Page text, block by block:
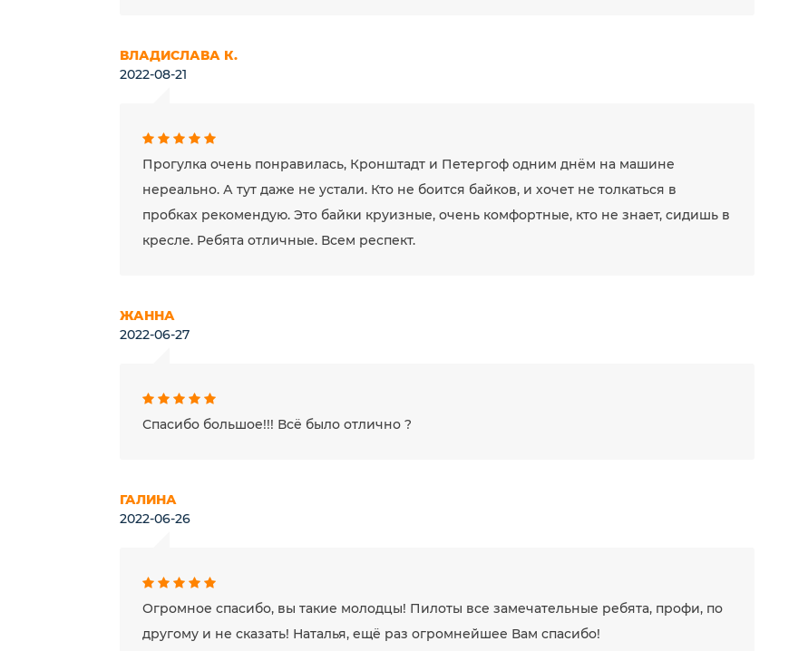
ВЛАДИСЛАВА К.
2022-08-21
Прогулка очень понравилась, Кронштадт и Петергоф одним днём на машине
нереально. А тут даже не устали. Кто не боится байков, и хочет не толкаться в
пробках рекомендую. Это байки круизные, очень комфортные, кто не знает, сидишь в
кресле. Ребята отличные. Всем респект.
ЖАННА
2022-06-27
Спасибо большое!!! Всё было отлично ?
ГАЛИНА
2022-06-26
Огромное спасибо, вы такие молодцы! Пилоты все замечательные ребята, профи, по
другому и не сказать! Наталья, ещё раз огромнейшее Вам спасибо!